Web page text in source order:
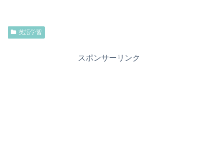
英語学習
スポンサーリンク